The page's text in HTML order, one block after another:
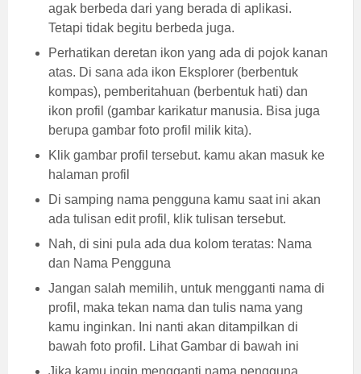
agak berbeda dari yang berada di aplikasi.
Tetapi tidak begitu berbeda juga.
Perhatikan deretan ikon yang ada di pojok kanan
atas. Di sana ada ikon Eksplorer (berbentuk
kompas), pemberitahuan (berbentuk hati) dan
ikon profil (gambar karikatur manusia. Bisa juga
berupa gambar foto profil milik kita).
Klik gambar profil tersebut. kamu akan masuk ke
halaman profil
Di samping nama pengguna kamu saat ini akan
ada tulisan edit profil, klik tulisan tersebut.
Nah, di sini pula ada dua kolom teratas: Nama
dan Nama Pengguna
Jangan salah memilih, untuk mengganti nama di
profil, maka tekan nama dan tulis nama yang
kamu inginkan. Ini nanti akan ditampilkan di
bawah foto profil. Lihat Gambar di bawah ini
Jika kamu ingin mengganti nama pengguna,